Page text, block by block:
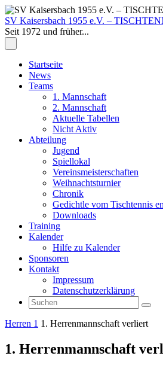
Zum
Inhalt
springen
SV Kaisersbach 1955 e.V. –
Seit 1972 und früher...
Zum
Inhalt
springen
Startseite
News
Teams
1. Mannschaft
2. Mannschaft
Aktuelle Tabellen
Nicht Aktiv
Abteilung
Jugend
Spiellokal
Vereinsmeisterschaften
Weihnachtsturnier
Chronik
Gedichtle vom Tischtennis
Downloads
Training
Kalender
Hilfe zu Kalender
Sponsoren
Kontakt
Impressum
Datenschutzerklärung
Suchen
nach:
Start
Herren 1 1. Herrenmannschaft verliert
1. Herrenmannschaft